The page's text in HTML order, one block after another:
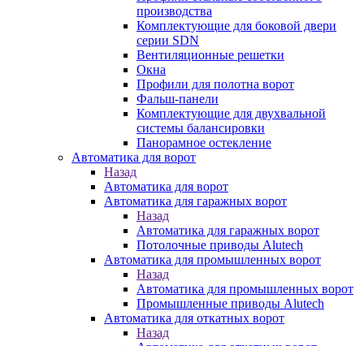
производства
Комплектующие для боковой двери
серии SDN
Вентиляционные решетки
Окна
Профили для полотна ворот
Фальш-панели
Комплектующие для двухвальной
системы балансировки
Панорамное остекление
Автоматика для ворот
Назад
Автоматика для ворот
Автоматика для гаражных ворот
Назад
Автоматика для гаражных ворот
Потолочные приводы Alutech
Автоматика для промышленных ворот
Назад
Автоматика для промышленных ворот
Промышленные приводы Alutech
Автоматика для откатных ворот
Назад